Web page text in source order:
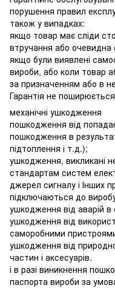
порушення правил
також у випадках:
якщо товар має сліди
втручання або очевидна
якщо були виявлені
вироби, або коли товар
за призначенням або в
Гарантія не
механічні ушкодження
пошкодження від
пошкодження в
підтоплення і т.д.);
ушкодження, викликані
стандартам систем
джерел сигналу і Інших
підключаються до
ушкодження від аварій
ушкодження від
саморобними
ушкодження від
частин і аксесуарів.
і в разі виникнення
паспорта вироби за